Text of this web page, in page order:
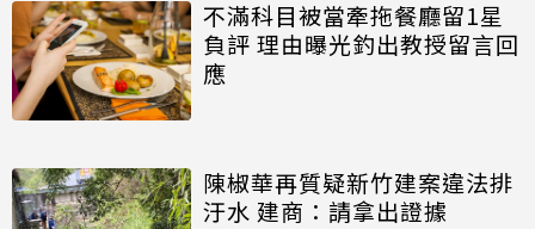
不滿科目被當牽拖餐廳留1星
負評 理由曝光釣出教授留言回
應
陳椒華再質疑新竹建案違法排
汙水 建商：請拿出證據